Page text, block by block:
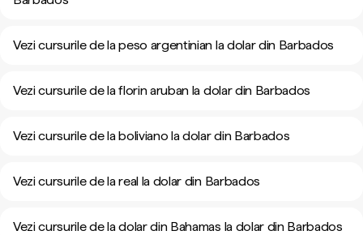
Vezi cursurile de la peso argentinian la dolar din Barbados
Vezi cursurile de la florin aruban la dolar din Barbados
Vezi cursurile de la boliviano la dolar din Barbados
Vezi cursurile de la real la dolar din Barbados
Vezi cursurile de la dolar din Bahamas la dolar din Barbados